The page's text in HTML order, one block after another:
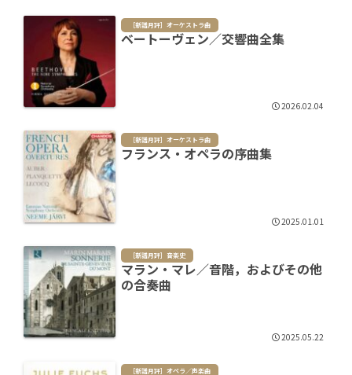
［新譜月評］オーケストラ曲
ベートーヴェン／交響曲全集
2026.02.04
［新譜月評］オーケストラ曲
フランス・オペラの序曲集
2025.01.01
［新譜月評］音楽史
マラン・マレ／音階，およびその他
の合奏曲
2025.05.22
［新譜月評］オペラ／声楽曲